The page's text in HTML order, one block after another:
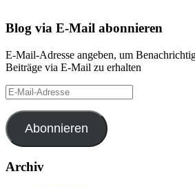
Blog via E-Mail abonnieren
E-Mail-Adresse angeben, um
Beiträge via E-Mail zu erhalten
E-
Mail-
Adresse
Abonnieren
Archiv